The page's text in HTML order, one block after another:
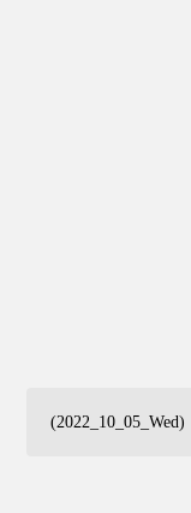
(2022_10_05_Wed)